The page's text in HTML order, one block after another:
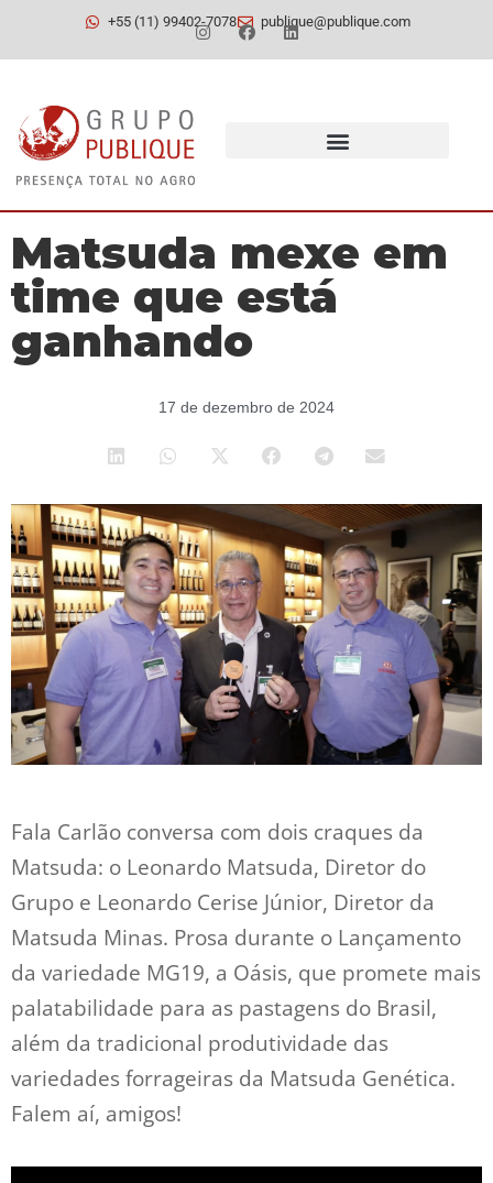
+55 (11) 99402-7078 publique@publique.com
Matsuda mexe em
time que está
ganhando
17 de dezembro de 2024
Fala Carlão conversa com dois craques da
Matsuda: o Leonardo Matsuda, Diretor do
Grupo e Leonardo Cerise Júnior, Diretor da
Matsuda Minas. Prosa durante o Lançamento
da variedade MG19, a Oásis, que promete mais
palatabilidade para as pastagens do Brasil,
além da tradicional produtividade das
variedades forrageiras da Matsuda Genética.
Falem aí, amigos!